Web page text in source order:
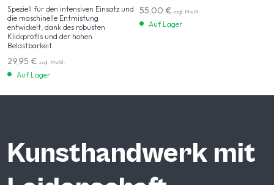
Speziell für den intensiven Einsatz und
die maschinelle Entmistung
entwickelt, dank des robusten
Klickprofils und der hohen
Belastbarkeit.
29,95 € zzgl. MwSt.
Auf Lager
55,00 € zzgl. MwSt.
Auf Lager
Kunsthandwerk mit